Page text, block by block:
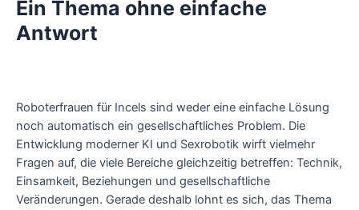
Ein Thema ohne einfache
Antwort
Roboterfrauen für Incels sind weder eine einfache Lösung
noch automatisch ein gesellschaftliches Problem. Die
Entwicklung moderner KI und Sexrobotik wirft vielmehr
Fragen auf, die viele Bereiche gleichzeitig betreffen: Technik,
Einsamkeit, Beziehungen und gesellschaftliche
Veränderungen. Gerade deshalb lohnt es sich, das Thema